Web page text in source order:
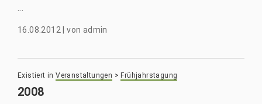
...
16.08.2012 |von admin
Existiert in Veranstaltungen > Frühjahrstagung
2008